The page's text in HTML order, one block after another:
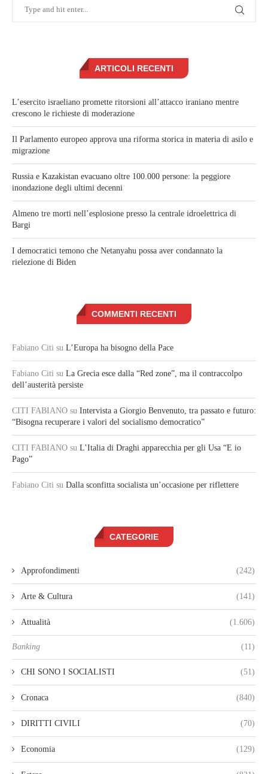
ARTICOLI RECENTI
L’esercito israeliano promette ritorsioni all’attacco iraniano mentre
crescono le richieste di moderazione
Il Parlamento europeo approva una riforma storica in materia di asilo e
migrazione
Russia e Kazakistan evacuano oltre 100.000 persone: la peggiore
inondazione degli ultimi decenni
Almeno tre morti nell’esplosione presso la centrale idroelettrica di
Bargi
I democratici temono che Netanyahu possa aver condannato la
rielezione di Biden
COMMENTI RECENTI
Fabiano Citi su L’Europa ha bisogno della Pace
Fabiano Citi su La Grecia esce dalla “Red zone”, ma il contraccolpo
dell’austerità persiste
CITI FABIANO su Intervista a Giorgio Benvenuto, tra passato e futuro:
“Bisogna recuperare i valori del socialismo democratico”
CITI FABIANO su L’Italia di Draghi apparecchia per gli Usa “E io
Pago”
Fabiano Citi su Dalla sconfitta socialista un’occasione per riflettere
CATEGORIE
Approfondimenti (242)
Arte & Cultura (141)
Attualità (1.606)
Banking (11)
CHI SONO I SOCIALISTI (51)
Cronaca (840)
DIRITTI CIVILI (70)
Economia (129)